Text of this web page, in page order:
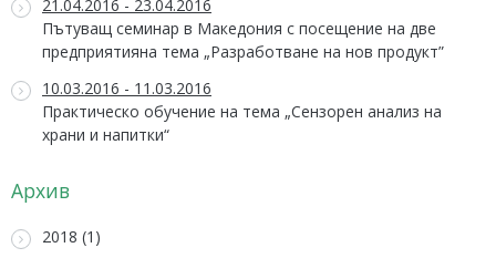
21.04.2016 - 23.04.2016
Пътуващ семинар в Македония с посещение на две
предприятияна тема „Разработване на нов продукт”
10.03.2016 - 11.03.2016
Практическо обучение на тема „Сензорен анализ на
храни и напитки“
Архив
2018 (1)